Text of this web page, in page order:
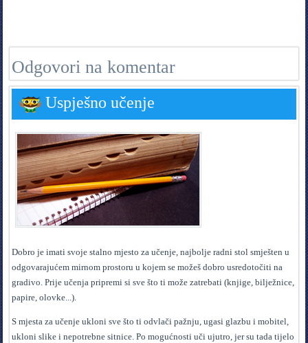
Odgovori na komentar
Uspješno učenje
Dobro je imati svoje stalno mjesto za učenje, najbolje radni stol smješten u
odgovarajućem mirnom prostoru u kojem se možeš dobro usredotočiti na
gradivo. Prije učenja pripremi si sve što ti može zatrebati (knjige, bilježnice,
papire, olovke...).
S mjesta za učenje ukloni sve što ti odvlači pažnju, ugasi glazbu i mobitel,
ukloni slike i nepotrebne sitnice. Po mogućnosti uči ujutro, jer su tada tijelo